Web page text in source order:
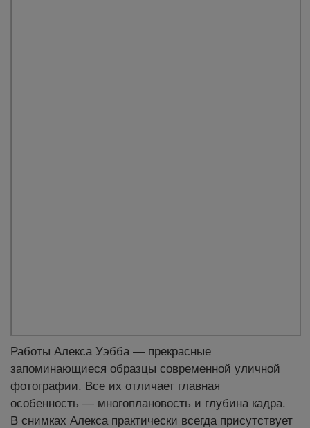
Работы Алекса Уэбба — прекрасные
запоминающиеся образцы современной уличной
фотографии. Все их отличает главная
особенность — многоплановость и глубина кадра.
В снимках Алекса практически всегда присутствует